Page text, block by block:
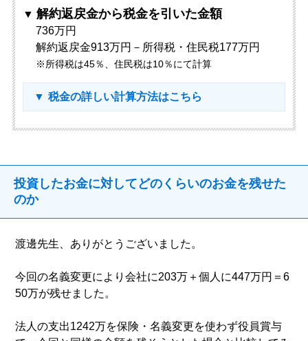
解約返戻金から税金を引いた金額
736万円
解約返戻金913万円－所得税・住民税177万円
※所得税は45％、住民税は10％にて計算
税金の詳しい計算方法はこちら
投資したお金に対してどのくらいのお金を残せた
のか
渡邊先生、ありがとうございました。
今回の名義変更により会社に203万＋個人に447万円＝6
50万が残せました。
法人の支出1242万を保険・名義変更を使わず役員賞与